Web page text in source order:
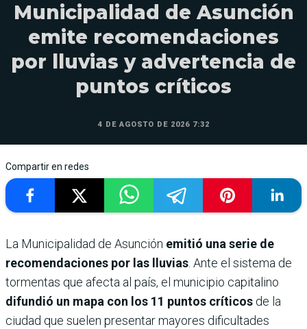
Municipalidad de Asunción
emite recomendaciones
por lluvias y advertencia de
puntos críticos
4 DE AGOSTO DE 2026 7:32
Compartir en redes
La Municipalidad de Asunción emitió una serie de
recomendaciones por las lluvias . Ante el sistema de
tormentas que afecta al país, el municipio capitalino
difundió un mapa con los 11 puntos críticos de la
ciudad que suelen presentar mayores dificultades